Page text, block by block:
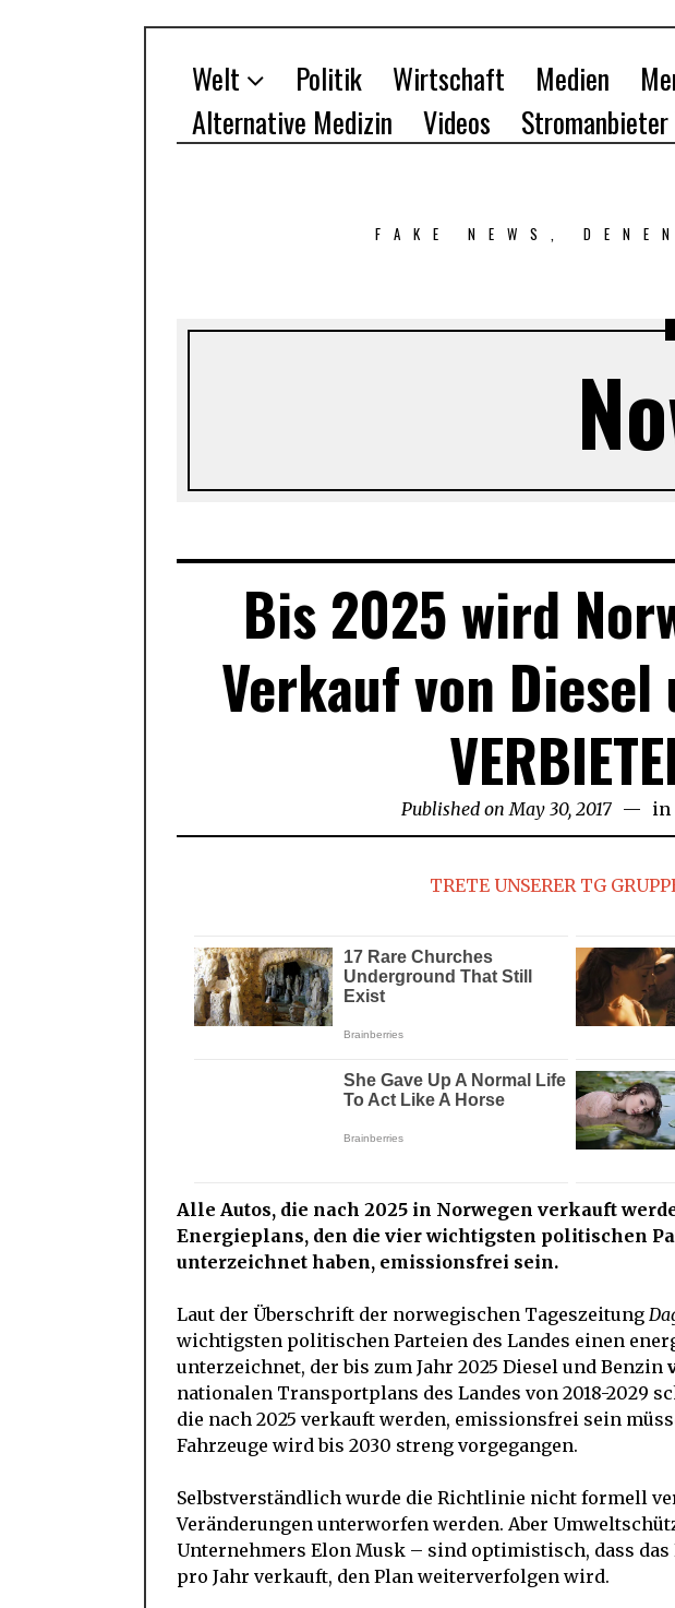
Welt Politik Wirtschaft Medien
Alternative Medizin
Videos
FAKE NEWS,
Bis 2025 wird
Verkauf von Diesel
Published on May 30, 2017 in
TRETE UNSERER TG
Alle Autos, die nach 2025 in Norwegen verkauft
Energieplans, den die vier wichtigsten politischen
unterzeichnet haben, emissionsfrei sein.
Laut der Überschrift der norwegischen Tageszeitung
wichtigsten politischen Parteien des Landes einen
unterzeichnet, der bis zum Jahr 2025 Diesel und Benzin
nationalen Transportplans des Landes von 2018-2029
die nach 2025 verkauft werden, emissionsfrei sein
Fahrzeuge wird bis 2030 streng vorgegangen.
Selbstverständlich wurde die Richtlinie nicht formell
Veränderungen unterworfen werden. Aber
Unternehmers Elon Musk – sind optimistisch, dass das
pro Jahr verkauft, den Plan weiterverfolgen wird.